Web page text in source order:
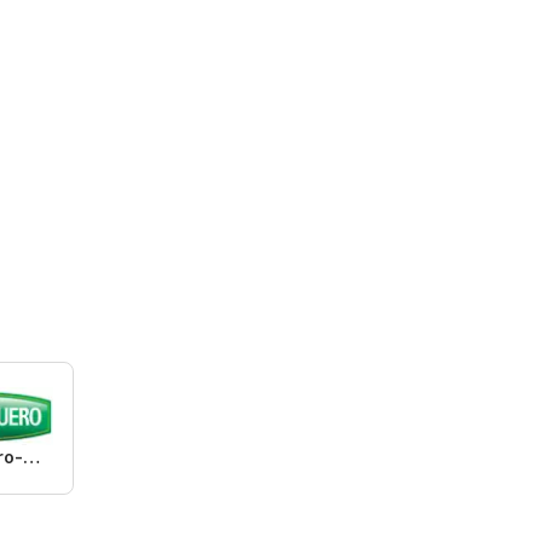
Lojas Quero-Quero